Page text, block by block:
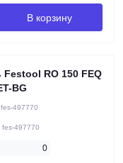
В корзину
Festool RO 150 FEQ
BG
fes-497770
fes-497770
0